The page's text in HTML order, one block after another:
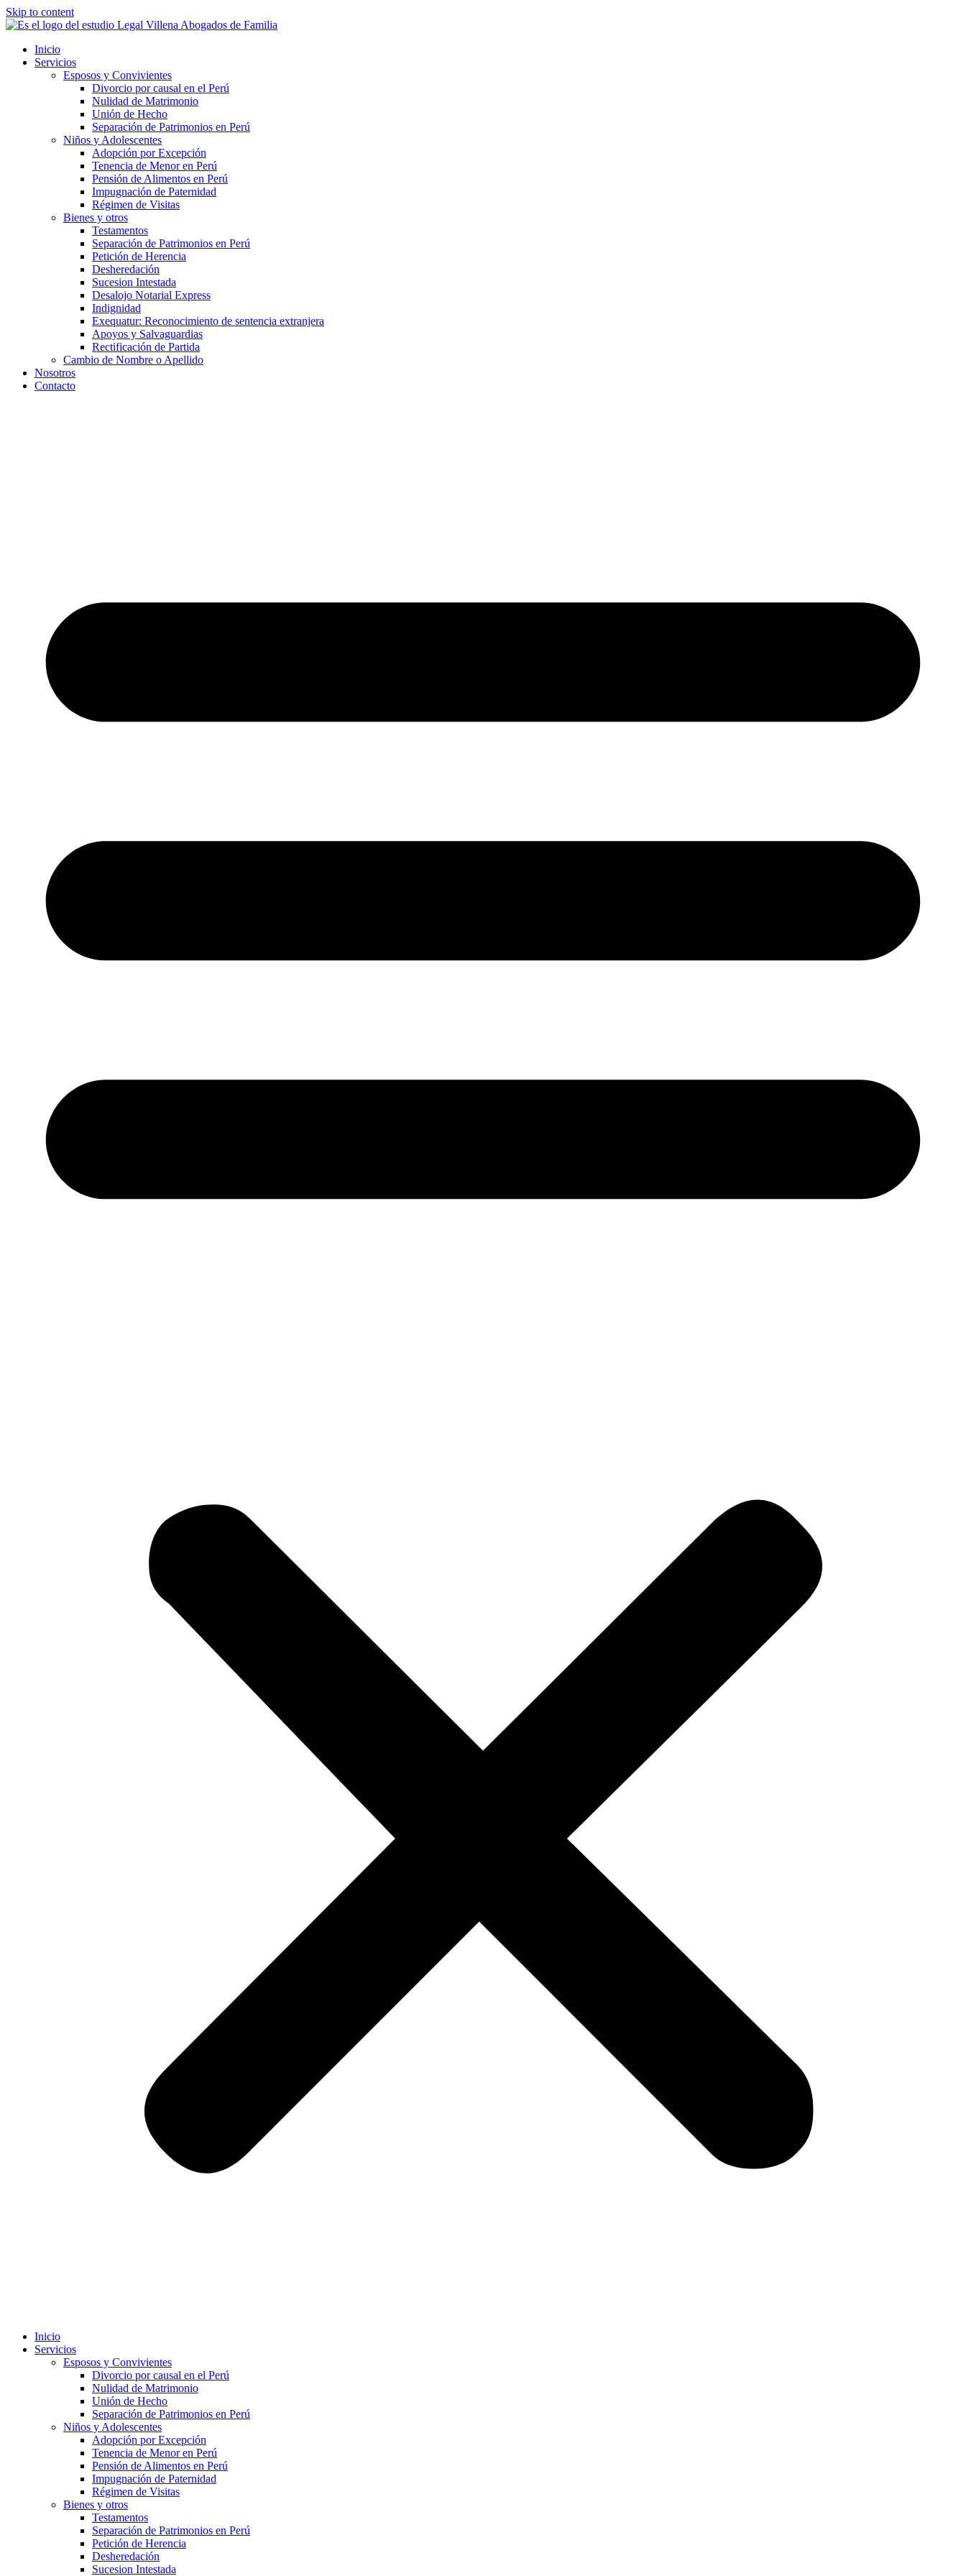
Skip to content
Inicio
Servicios
Esposos y Convivientes
Divorcio por causal en el Perú
Nulidad de Matrimonio
Unión de Hecho
Separación de Patrimonios en Perú
Niños y Adolescentes
Adopción por Excepción
Tenencia de Menor en Perú
Pensión de Alimentos en Perú
Impugnación de Paternidad
Régimen de Visitas
Bienes y otros
Testamentos
Separación de Patrimonios en Perú
Petición de Herencia
Desheredación
Sucesion Intestada
Desalojo Notarial Express
Indignidad
Exequatur: Reconocimiento de sentencia extranjera
Apoyos y Salvaguardias
Rectificación de Partida
Cambio de Nombre o Apellido
Nosotros
Contacto
Inicio
Servicios
Esposos y Convivientes
Divorcio por causal en el Perú
Nulidad de Matrimonio
Unión de Hecho
Separación de Patrimonios en Perú
Niños y Adolescentes
Adopción por Excepción
Tenencia de Menor en Perú
Pensión de Alimentos en Perú
Impugnación de Paternidad
Régimen de Visitas
Bienes y otros
Testamentos
Separación de Patrimonios en Perú
Petición de Herencia
Desheredación
Sucesion Intestada